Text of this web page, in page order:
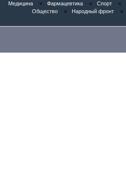
Медицина
« Фармацевтика « Спорт «
Общество
« Народный фронт «